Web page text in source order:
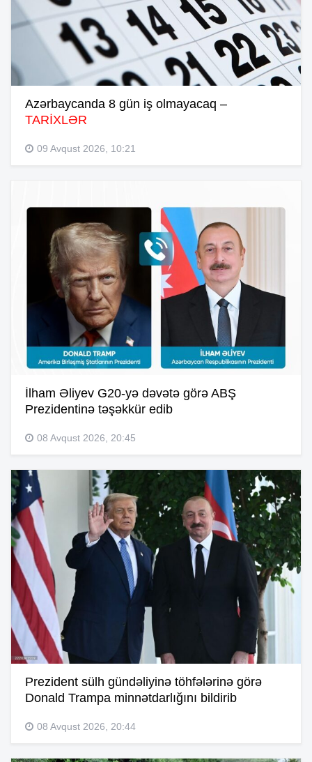
Azərbaycanda 8 gün iş olmayacaq –
TARİXLƏR
09 Avqust 2026, 10:21
İlham Əliyev G20-yə dəvətə görə ABŞ
Prezidentinə təşəkkür edib
08 Avqust 2026, 20:45
Prezident sülh gündəliyinə töhfələrinə görə
Donald Trampa minnətdarlığını bildirib
08 Avqust 2026, 20:44